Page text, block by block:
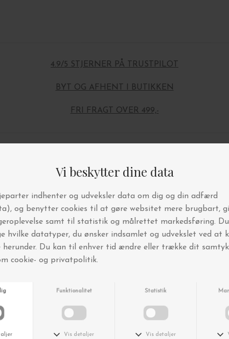
4.9/5 STJERNER PÅ TRUSTPILOT
BYT OG AFHENT I BUTIKKEN
FRI FRAGT OVER 499,-
Andre købte også